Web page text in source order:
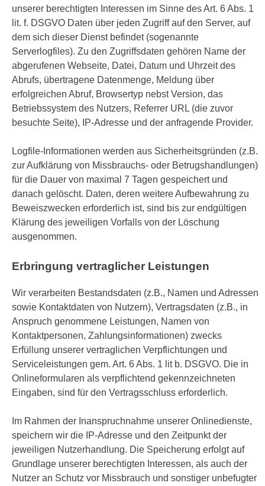
unserer berechtigten Interessen im Sinne des Art. 6 Abs. 1
lit. f. DSGVO Daten über jeden Zugriff auf den Server, auf
dem sich dieser Dienst befindet (sogenannte
Serverlogfiles). Zu den Zugriffsdaten gehören Name der
abgerufenen Webseite, Datei, Datum und Uhrzeit des
Abrufs, übertragene Datenmenge, Meldung über
erfolgreichen Abruf, Browsertyp nebst Version, das
Betriebssystem des Nutzers, Referrer URL (die zuvor
besuchte Seite), IP-Adresse und der anfragende Provider.
Logfile-Informationen werden aus Sicherheitsgründen (z.B.
zur Aufklärung von Missbrauchs- oder Betrugshandlungen)
für die Dauer von maximal 7 Tagen gespeichert und
danach gelöscht. Daten, deren weitere Aufbewahrung zu
Beweiszwecken erforderlich ist, sind bis zur endgültigen
Klärung des jeweiligen Vorfalls von der Löschung
ausgenommen.
Erbringung vertraglicher Leistungen
Wir verarbeiten Bestandsdaten (z.B., Namen und Adressen
sowie Kontaktdaten von Nutzern), Vertragsdaten (z.B., in
Anspruch genommene Leistungen, Namen von
Kontaktpersonen, Zahlungsinformationen) zwecks
Erfüllung unserer vertraglichen Verpflichtungen und
Serviceleistungen gem. Art. 6 Abs. 1 lit b. DSGVO. Die in
Onlineformularen als verpflichtend gekennzeichneten
Eingaben, sind für den Vertragsschluss erforderlich.
Im Rahmen der Inanspruchnahme unserer Onlinedienste,
speichern wir die IP-Adresse und den Zeitpunkt der
jeweiligen Nutzerhandlung. Die Speicherung erfolgt auf
Grundlage unserer berechtigten Interessen, als auch der
Nutzer an Schutz vor Missbrauch und sonstiger unbefugter